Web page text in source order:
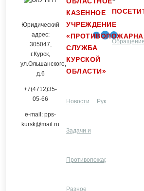
Юридический
адрес:
305047,
г.Курск,
ул.Ольшанского,
д.6
+7(4712)35-
05-66
e-mail: pps-
kursk@mail.ru
КАЗЕННОЕ
УЧРЕЖДЕНИЕ
СЛУЖБА
КУРСКОЙ
ОБЛАСТИ»
Новости Руководство и
подразделения
Задачи и
функции
Противопожарная
профилактика
Разное
Обращение